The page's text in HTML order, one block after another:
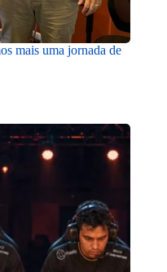
mais uma jornada de